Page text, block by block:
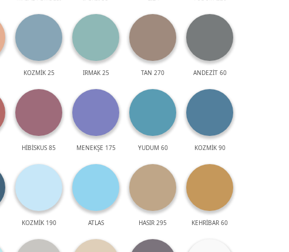
KOZMİK 25 IRMAK 25 TAN 270 ANDEZİT 60
HİBİSKUS 85 MENEKŞE 175 YUDUM 60 KOZMİK 90
KOZMİK 190 ATLAS HASIR 295 KEHRİBAR 60